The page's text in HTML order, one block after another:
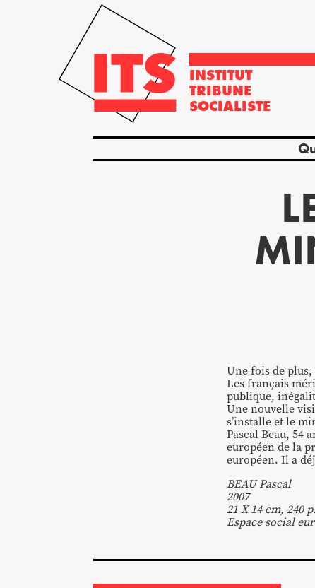
INSTITUT
TRIBUNE
SOCIALISTE
Une fois de
Les français
publique,
Une nouvelle
s’installe et le
Pascal Beau, 54
européen de la
européen. Il a
BEAU Pascal
2007
21 X 14 cm, 240 p.
Espace social